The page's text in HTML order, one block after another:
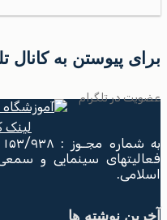
برای پیوستن به
عضویت در تلگرام
لینک
فعالیتهای سینمایی و
اسلامی.
آخرین نوشته ها